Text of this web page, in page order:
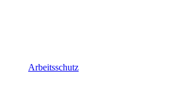
Arbeitsschutz